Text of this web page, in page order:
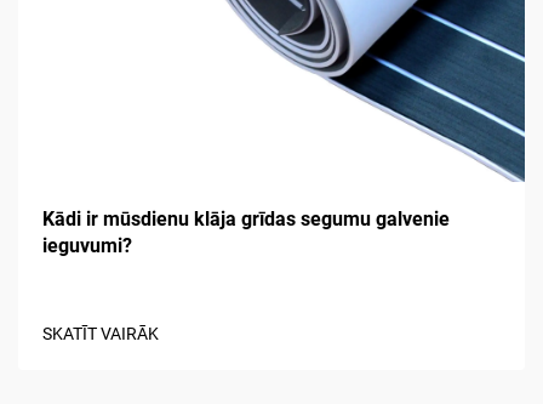
Kādi ir mūsdienu klāja grīdas segumu galvenie
ieguvumi?
SKATĪT VAIRĀK